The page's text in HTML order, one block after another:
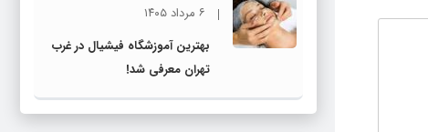
۶ مرداد ۱۴۰۵
بهترین آموزشگاه فیشیال در غرب
تهران معرفی شد!